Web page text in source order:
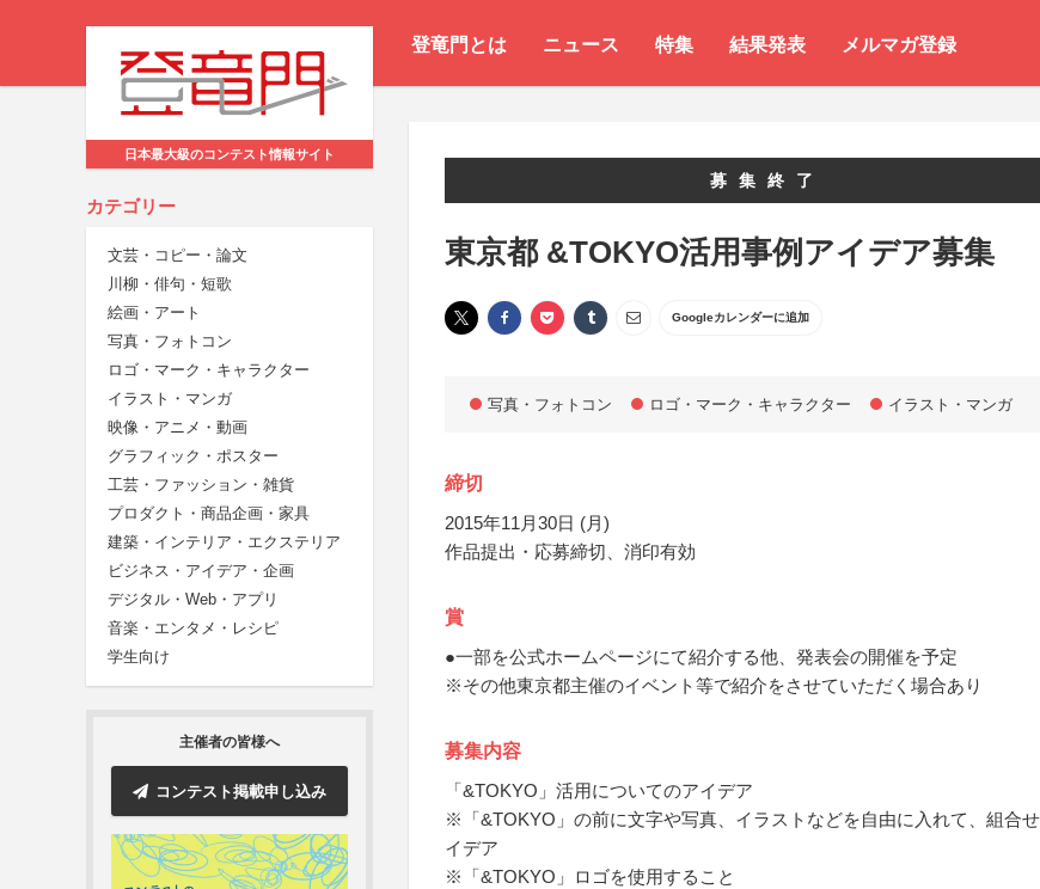
登竜門とは ニュース 特集 結果発表 メルマガ登録
日本最大級のコンテスト情報サイト
カテゴリー
文芸・コピー・論文
川柳・俳句・短歌
絵画・アート
写真・フォトコン
ロゴ・マーク・キャラクター
イラスト・マンガ
映像・アニメ・動画
グラフィック・ポスター
工芸・ファッション・雑貨
プロダクト・商品企画・家具
建築・インテリア・エクステリア
ビジネス・アイデア・企画
デジタル・Web・アプリ
音楽・エンタメ・レシピ
学生向け
主催者の皆様へ
コンテスト掲載申し込み
募集終了
東京都 &TOKYO活用事例アイデア募集
Googleカレンダーに追加
写真・フォトコン ロゴ・マーク・キャラクター イラスト・マンガ
締切
2015年11月30日 (月)
作品提出・応募締切、消印有効
賞
●一部を公式ホームページにて紹介する他、発表会の開催を予定
※その他東京都主催のイベント等で紹介をさせていただく場合あり
募集内容
「&TOKYO」活用についてのアイデア
※「&TOKYO」の前に文字や写真、イラストなどを自由に入れて、組合
イデア
※「&TOKYO」ロゴを使用すること